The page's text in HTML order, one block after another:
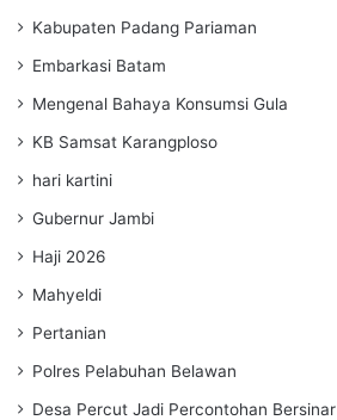
Kabupaten Padang Pariaman
Embarkasi Batam
Mengenal Bahaya Konsumsi Gula
KB Samsat Karangploso
hari kartini
Gubernur Jambi
Haji 2026
Mahyeldi
Pertanian
Polres Pelabuhan Belawan
Desa Percut Jadi Percontohan Bersinar